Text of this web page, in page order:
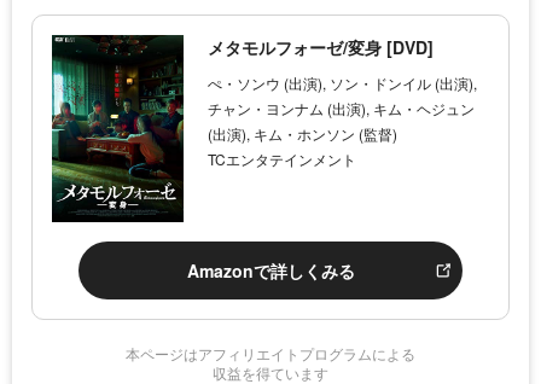
メタモルフォーゼ/変身 [DVD]
ぺ・ソンウ (出演), ソン・ドンイル (出演),
チャン・ヨンナム (出演), キム・ヘジュン
(出演), キム・ホンソン (監督)
TCエンタテインメント
Amazonで詳しくみる
本ページはアフィリエイトプログラムによる
収益を得ています